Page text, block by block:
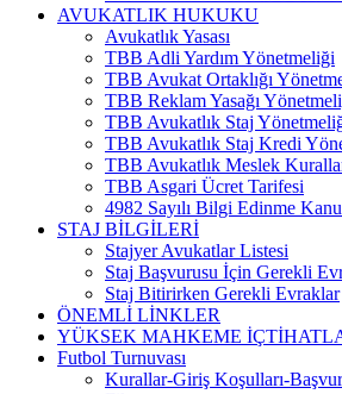
AVUKATLIK HUKUKU
Avukatlık Yasası
TBB Adli Yardım Yönetmeliği
TBB Avukat Ortaklığı
TBB Reklam Yasağı
TBB Avukatlık Staj
TBB Avukatlık Staj Kredi
TBB Avukatlık Meslek
TBB Asgari Ücret Tarifesi
4982 Sayılı Bilgi Edinme
STAJ BİLGİLERİ
Stajyer Avukatlar Listesi
Staj Başvurusu İçin Gerekli
Staj Bitirirken Gerekli Evraklar
ÖNEMLİ LİNKLER
YÜKSEK MAHKEME
Futbol Turnuvası
Kurallar-Giriş Koşulları-